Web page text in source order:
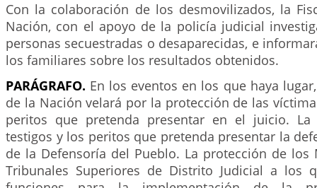
Con la colaboración de los desmovilizados, la
Nación, con el apoyo de la policía judicial
personas secuestradas o desaparecidas, e
los familiares sobre los resultados obtenidos.
PARÁGRAFO. En los eventos en los que haya
de la Nación velará por la protección de las
peritos que pretenda presentar en el juicio.
testigos y los peritos que pretenda presentar la
de la Defensoría del Pueblo. La protección de los
Tribunales Superiores de Distrito Judicial a los